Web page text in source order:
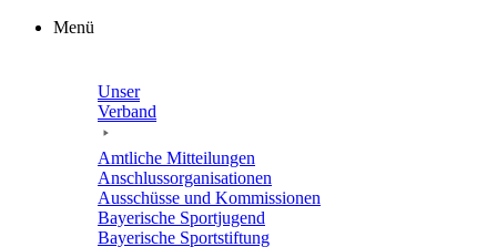
Zum
Menü
Unser
Verband
Amtli­che Mitteilungen
Anschluss­or­ga­ni­sa­tio­nen
Ausschüsse und Kommissionen
Baye­ri­sche Sportjugend
Baye­ri­sche Sportstiftung